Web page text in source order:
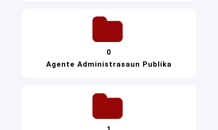
0
Agente Administrasaun Publika